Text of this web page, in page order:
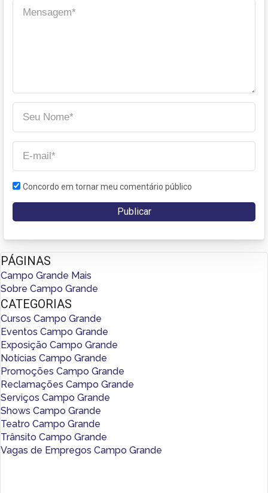
Concordo em tornar meu comentário público
PÁGINAS
Campo Grande Mais
Sobre Campo Grande
CATEGORIAS
Cursos Campo Grande
Eventos Campo Grande
Exposição Campo Grande
Notícias Campo Grande
Promoções Campo Grande
Reclamações Campo Grande
Serviços Campo Grande
Shows Campo Grande
Teatro Campo Grande
Trânsito Campo Grande
Vagas de Empregos Campo Grande